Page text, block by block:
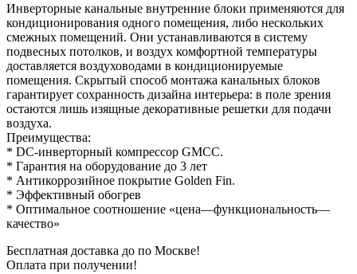
Инверторные канальные внутренние блоки применяются для
кондиционирования одного помещения, либо нескольких
смежных помещений. Они устанавливаются в систему
подвесных потолков, и воздух комфортной температуры
доставляется воздуховодами в кондиционируемые
помещения. Скрытый способ монтажа канальных блоков
гарантирует сохранность дизайна интерьера: в поле зрения
остаются лишь изящные декоративные решетки для подачи
воздуха.
Преимущества:
* DС-инверторный компрессор GMCC.
* Гарантия на оборудование до 3 лет
* Антикоррозийное покрытие Golden Fin.
* Эффективный обогрев
* Оптимальное соотношение «цена—функциональность—
качество»
Бесплатная доставка до по Москве!
Оплата при получении!